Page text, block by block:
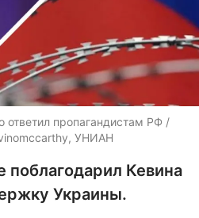
ответил пропагандистам РФ /
УНИАН
Кевина
Украины.